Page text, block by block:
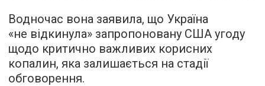
Водночас вона заявила, що Україна
«не відкинула» запропоновану США угоду
щодо критично важливих корисних
копалин, яка залишається на стадії
обговорення.